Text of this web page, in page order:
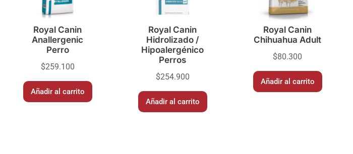
Royal Canin
Anallergenic
Perro
$259.100
Añadir al carrito
Royal Canin
Hidrolizado /
Hipoalergénico
Perros
$254.900
Añadir al carrito
Royal Canin
Chihuahua Adult
$80.300
Añadir al carrito